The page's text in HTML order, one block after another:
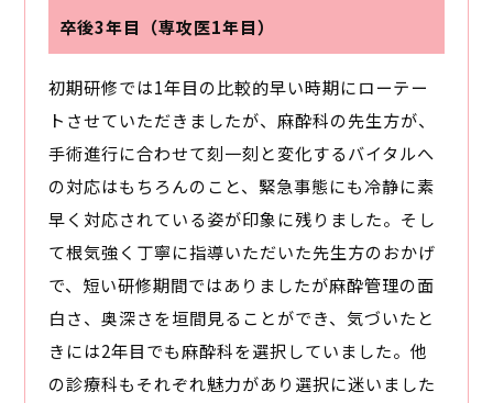
卒後3年目（専攻医1年目）
初期研修では1年目の比較的早い時期にローテー
トさせていただきましたが、麻酔科の先生方が、
手術進行に合わせて刻一刻と変化するバイタルへ
の対応はもちろんのこと、緊急事態にも冷静に素
早く対応されている姿が印象に残りました。そし
て根気強く丁寧に指導いただいた先生方のおかげ
で、短い研修期間ではありましたが麻酔管理の面
白さ、奥深さを垣間見ることができ、気づいたと
きには2年目でも麻酔科を選択していました。他
の診療科もそれぞれ魅力があり選択に迷いました